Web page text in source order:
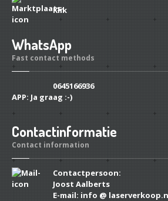
Klik
WhatsApp
Fast contact methods
0645166936
APP: Ja graag :-)
Contactinformatie
Contact information
Contactpersoon:
Joost Aalberts
E-mail: info @